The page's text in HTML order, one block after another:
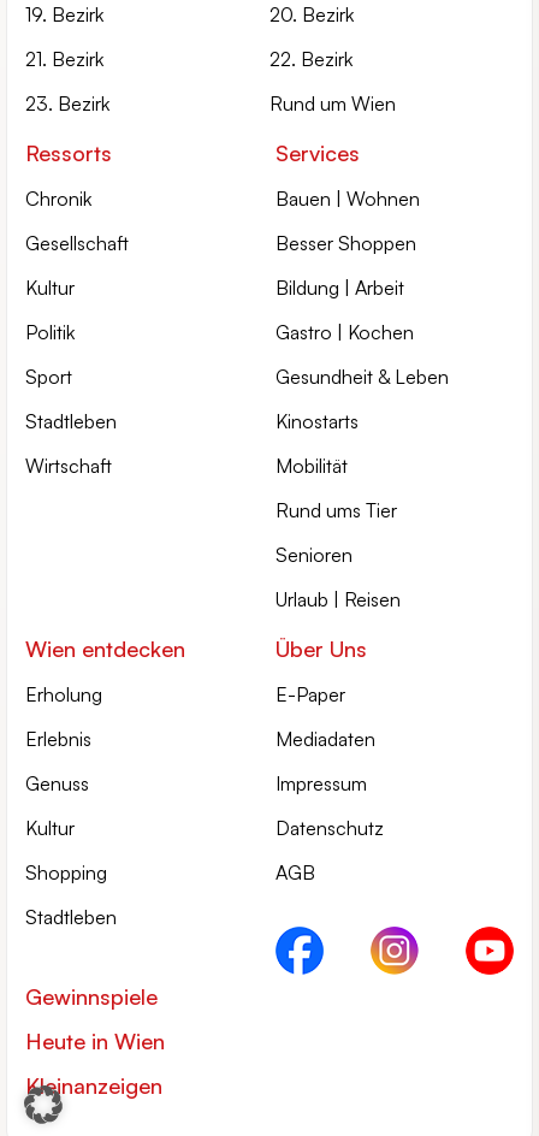
19. Bezirk
20. Bezirk
21. Bezirk
22. Bezirk
23. Bezirk
Rund um Wien
Ressorts
Chronik
Gesellschaft
Kultur
Politik
Sport
Stadtleben
Wirtschaft
Services
Bauen | Wohnen
Besser Shoppen
Bildung | Arbeit
Gastro | Kochen
Gesundheit & Leben
Kinostarts
Mobilität
Rund ums Tier
Senioren
Urlaub | Reisen
Wien entdecken
Erholung
Erlebnis
Genuss
Kultur
Shopping
Stadtleben
Gewinnspiele
Heute in Wien
Kleinanzeigen
Über Uns
E-Paper
Mediadaten
Impressum
Datenschutz
AGB